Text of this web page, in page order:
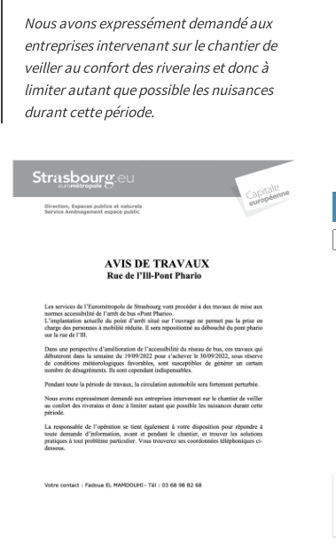
Nous avons expressément demandé aux
entreprises intervenant sur le chantier de
veiller au confort des riverains et donc à
limiter autant que possible les nuisances
durant cette période.